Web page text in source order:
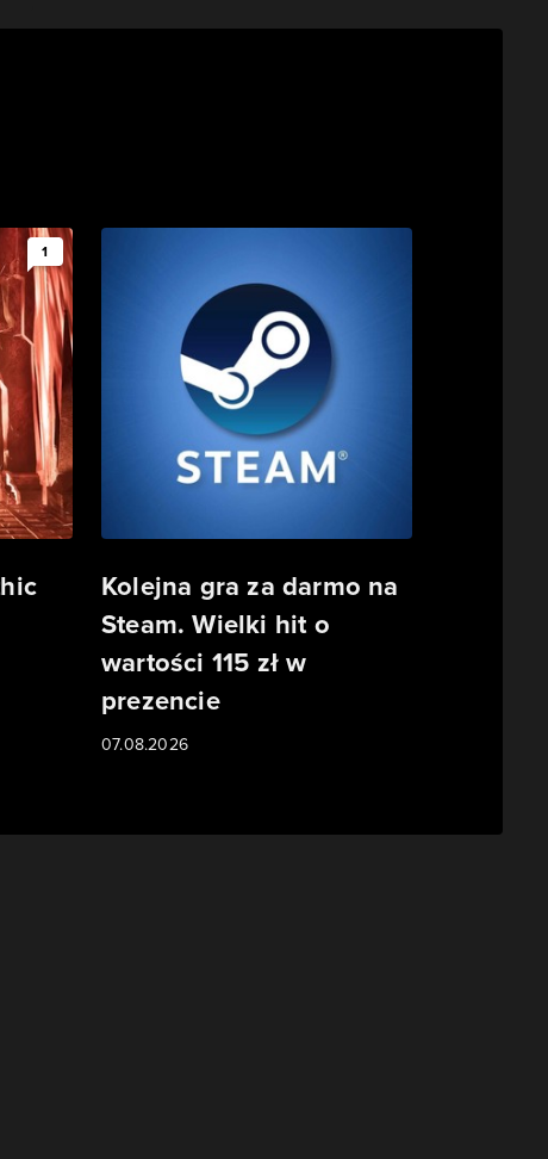
1
Kolejna gra za darmo na
Steam. Wielki hit o
wartości 115 zł w
prezencie
07.08.2026